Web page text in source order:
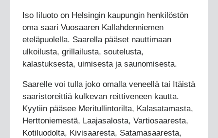
Iso Iiluoto on Helsingin kaupungin henkilöstön
oma saari Vuosaaren Kallahdenniemen
eteläpuolella. Saarella pääset nauttimaan
ulkoilusta, grillailusta, soutelusta,
kalastuksesta, uimisesta ja saunomisesta.
Saarelle voi tulla joko omalla veneellä tai Itäistä
saaristoreittiä kulkevan reittiveneen kautta.
Kyytiin pääsee Meritullintorilta, Kalasatamasta,
Herttoniemestä, Laajasalosta, Vartiosaaresta,
Kotiluodolta, Kivisaaresta, Satamasaaresta,